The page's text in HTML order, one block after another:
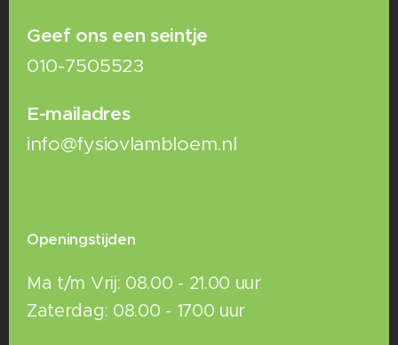
Geef ons een seintje
010-7505523
E-mailadres
info@fysiovlambloem.nl
Openingstijden
Ma t/m Vrij: 08.00 - 21.00 uur
Zaterdag: 08.00 - 1700 uur